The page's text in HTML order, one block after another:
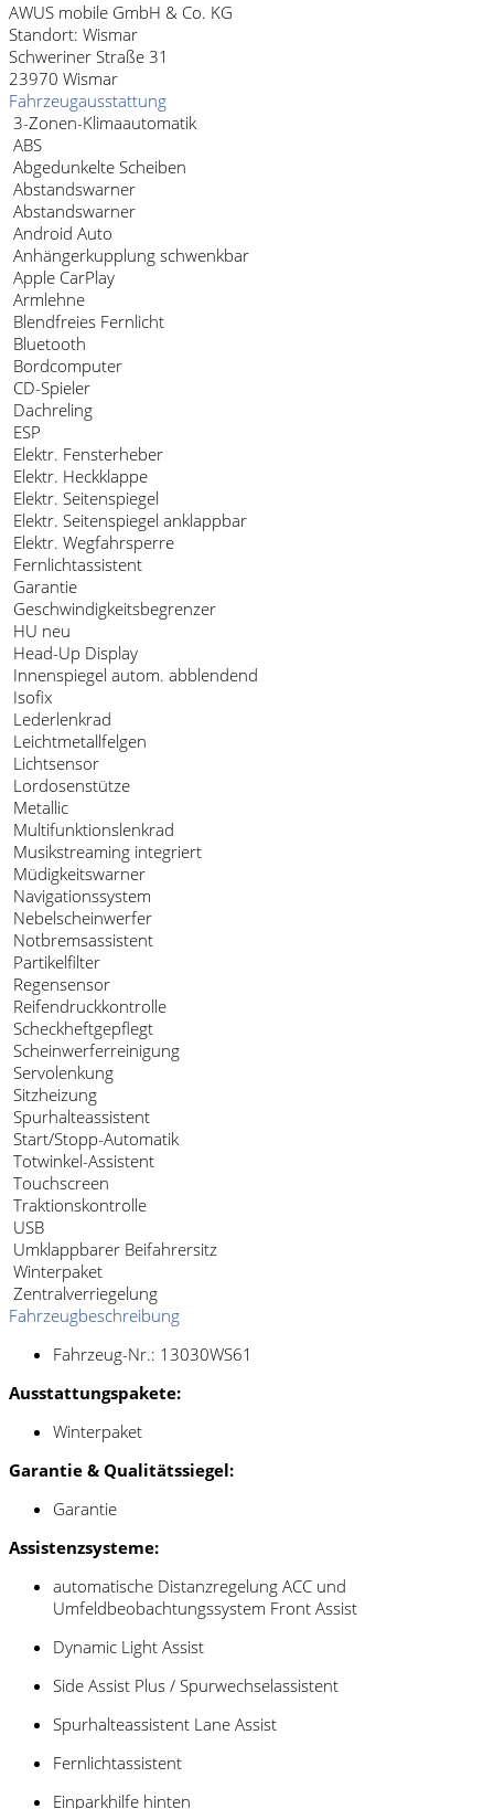
AWUS mobile GmbH & Co. KG
Standort: Wismar
Schweriner Straße 31
23970 Wismar
Fahrzeugausstattung
3-Zonen-Klimaautomatik
ABS
Abgedunkelte Scheiben
Abstandswarner
Abstandswarner
Android Auto
Anhängerkupplung schwenkbar
Apple CarPlay
Armlehne
Blendfreies Fernlicht
Bluetooth
Bordcomputer
CD-Spieler
Dachreling
ESP
Elektr. Fensterheber
Elektr. Heckklappe
Elektr. Seitenspiegel
Elektr. Seitenspiegel anklappbar
Elektr. Wegfahrsperre
Fernlichtassistent
Garantie
Geschwindigkeitsbegrenzer
HU neu
Head-Up Display
Innenspiegel autom. abblendend
Isofix
Lederlenkrad
Leichtmetallfelgen
Lichtsensor
Lordosenstütze
Metallic
Multifunktionslenkrad
Musikstreaming integriert
Müdigkeitswarner
Navigationssystem
Nebelscheinwerfer
Notbremsassistent
Partikelfilter
Regensensor
Reifendruckkontrolle
Scheckheftgepflegt
Scheinwerferreinigung
Servolenkung
Sitzheizung
Spurhalteassistent
Start/Stopp-Automatik
Totwinkel-Assistent
Touchscreen
Traktionskontrolle
USB
Umklappbarer Beifahrersitz
Winterpaket
Zentralverriegelung
Fahrzeugbeschreibung
Fahrzeug-Nr.: 13030WS61
Ausstattungspakete:
Winterpaket
Garantie & Qualitätssiegel:
Garantie
Assistenzsysteme:
automatische Distanzregelung ACC und
Umfeldbeobachtungssystem Front Assist
Dynamic Light Assist
Side Assist Plus / Spurwechselassistent
Spurhalteassistent Lane Assist
Fernlichtassistent
Einparkhilfe hinten